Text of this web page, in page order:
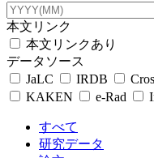
本文リンク
本文リンクあり
データソース
JaLC
IRDB
KAKEN
e-Rad
すべて
研究データ